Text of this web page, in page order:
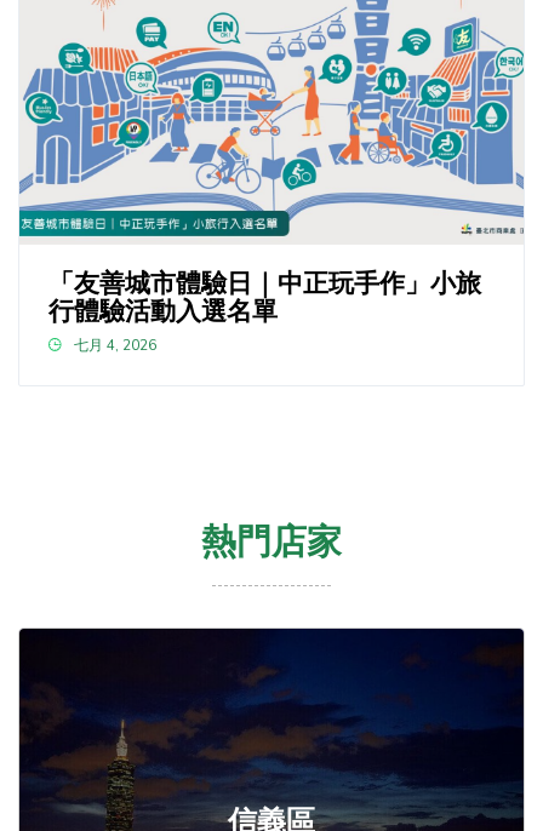
「友善城市體驗日｜中正玩手作」小旅
行體驗活動入選名單
七月 4, 2026
熱門店家
信義區